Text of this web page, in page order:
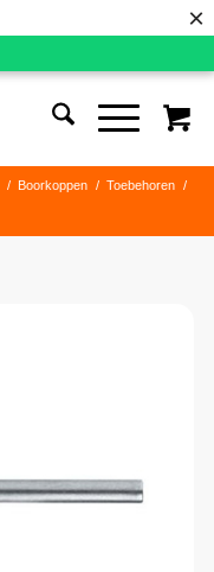
×
/ Boorkoppen / Toebehoren
/